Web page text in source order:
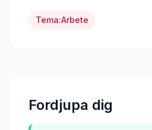
Tema:Arbete
Fordjupa dig